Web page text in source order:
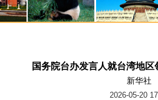
国务院台办发言人就台湾地区
新华社
2026-05-20